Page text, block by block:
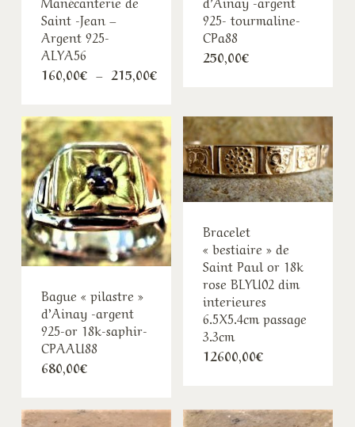
Saint -Jean –
Argent 925-
ALYA56
160,00€ – 215,00€Plage
de
à
215,00€
925- tourmaline-
CPa88
250,00€
Bague « pilastre »
d’Ainay -argent
925-or 18k-saphir-
CPAAU88
680,00€
Bracelet
« bestiaire » de
Saint Paul or 18k
rose BLYU02 dim
interieures
6.5X5.4cm passage
3.3cm
12600,00€